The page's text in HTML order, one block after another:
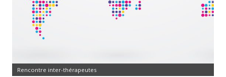
Rencontre inter-thérapeutes